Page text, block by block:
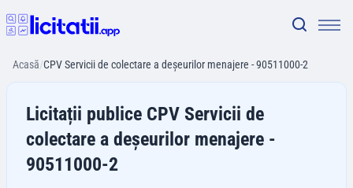
Acasă/CPV Servicii de colectare a deşeurilor menajere - 90511000-2
Licitații publice CPV Servicii de
colectare a deşeurilor menajere -
90511000-2